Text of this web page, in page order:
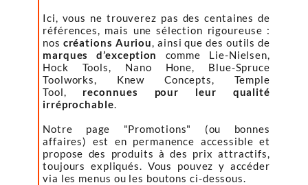
Ici, vous ne trouverez pas des centaines de
références, mais une sélection rigoureuse :
nos créations Auriou, ainsi que des outils de
marques d’exception
comme Lie-Nielsen,
Hock Tools, Nano Hone, Blue-Spruce
Toolworks, Knew Concepts, Temple
Tool, reconnues pour leur qualité
irréprochable.
Notre page "Promotions" (ou bonnes
affaires) est en permanence accessible et
propose des produits à des prix attractifs,
toujours expliqués. Vous pouvez y accéder
via les menus ou les boutons ci-dessous.